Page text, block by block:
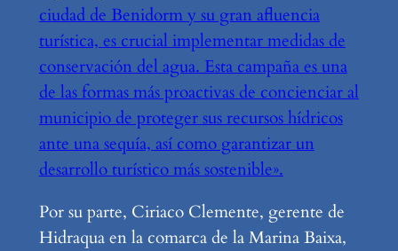
ciudad de Benidorm y su gran afluencia
turística, es crucial implementar medidas de
conservación del agua. Esta campaña es una
de las formas más proactivas de concienciar al
municipio de proteger sus recursos hídricos
ante una sequía, así como garantizar un
desarrollo turístico más sostenible».
Por su parte, Ciriaco Clemente, gerente de
Hidraqua en la comarca de la Marina Baixa,